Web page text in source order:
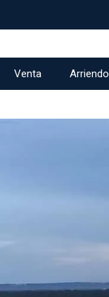
Venta Arriendo